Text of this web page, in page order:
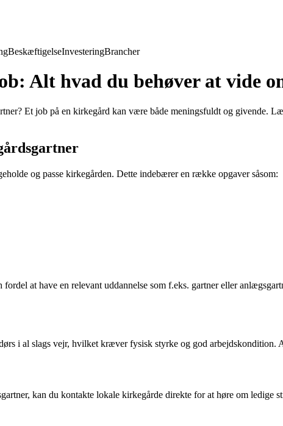
BeskæftigelseInvesteringBrancher
Alt hvad du behøver at vide
Et job på en kirkegård kan være både meningsfuldt og givende.
og passe kirkegården. Dette indebærer en række opgaver såsom:
fordel at have en relevant uddannelse som f.eks. gartner eller
i al slags vejr, hvilket kræver fysisk styrke og god
kan du kontakte lokale kirkegårde direkte for at høre om